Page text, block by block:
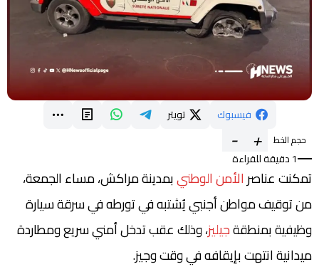
فيسبوك تويتر
حجم الخط +
-
1 دقيقة للقراءة
تمكنت عناصرالأمن الوطنيبمدينة مراكش، مساء الجمعة،
من توقيف مواطن أجنبي يُشتبه في تورطه في سرقة سيارة
وظيفية بمنطقةجيليز، وذلك عقب تدخل أمني سريع ومطاردة
ميدانية انتهت بإيقافه في وقت وجيز.